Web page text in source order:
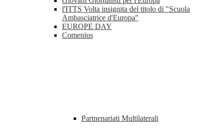
l'ITTS Volta insignita del titolo di "Scuola
Ambasciatrice d'Europa"
EUROPE DAY
Comenius
Partnenariati Multilaterali